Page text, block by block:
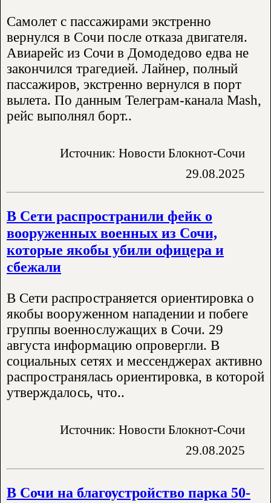
Самолет с пассажирами экстренно
вернулся в Сочи после отказа двигателя.
Авиарейс из Сочи в Домодедово едва не
закончился трагедией. Лайнер, полный
пассажиров, экстренно вернулся в порт
вылета. По данным Телеграм-канала Mash,
рейс выполнял борт..
Источник: Новости Блокнот-Сочи
29.08.2025
В Сети распространили фейк о
вооруженных военных из Сочи,
которые якобы убили офицера и
сбежали
В Сети распространяется ориентировка о
якобы вооруженном нападении и побеге
группы военнослужащих в Сочи. 29
августа информацию опровергли. В
социальных сетях и мессенджерах активно
распространялась ориентировка, в которой
утверждалось, что..
Источник: Новости Блокнот-Сочи
29.08.2025
В Сочи на благоустройство парка 50-